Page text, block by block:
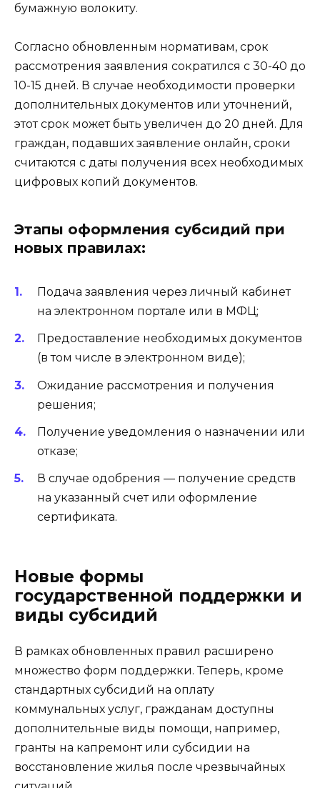
бумажную волокиту.
Согласно обновленным нормативам, срок
рассмотрения заявления сократился с 30-40 до
10-15 дней. В случае необходимости проверки
дополнительных документов или уточнений,
этот срок может быть увеличен до 20 дней. Для
граждан, подавших заявление онлайн, сроки
считаются с даты получения всех необходимых
цифровых копий документов.
Этапы оформления субсидий при
новых правилах:
Подача заявления через личный кабинет
на электронном портале или в МФЦ;
Предоставление необходимых документов
(в том числе в электронном виде);
Ожидание рассмотрения и получения
решения;
Получение уведомления о назначении или
отказе;
В случае одобрения — получение средств
на указанный счет или оформление
сертификата.
Новые формы
государственной поддержки и
виды субсидий
В рамках обновленных правил расширено
множество форм поддержки. Теперь, кроме
стандартных субсидий на оплату
коммунальных услуг, гражданам доступны
дополнительные виды помощи, например,
гранты на капремонт или субсидии на
восстановление жилья после чрезвычайных